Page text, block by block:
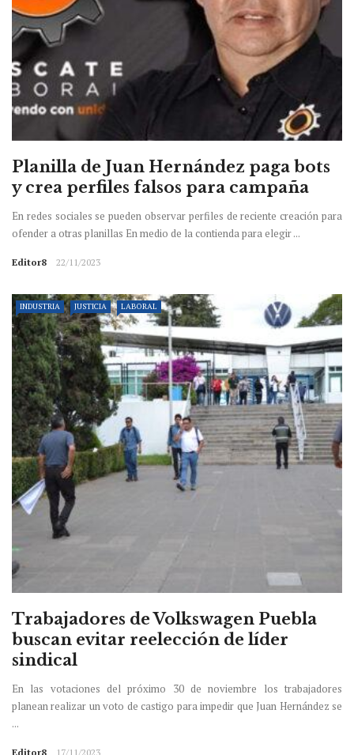
Planilla de Juan Hernández paga bots
y crea perfiles falsos para campaña
En redes sociales se pueden observar perfiles de reciente creación para
ofender a otras planillas En medio de la contienda para elegir ...
Editor8 22/11/2023
INDUSTRIA JUSTICIA LABORAL
Trabajadores de Volkswagen Puebla
buscan evitar reelección de líder
sindical
En las votaciones del próximo 30 de noviembre los trabajadores
planean realizar un voto de castigo para impedir que Juan Hernández se
...
Editor8 17/11/2023